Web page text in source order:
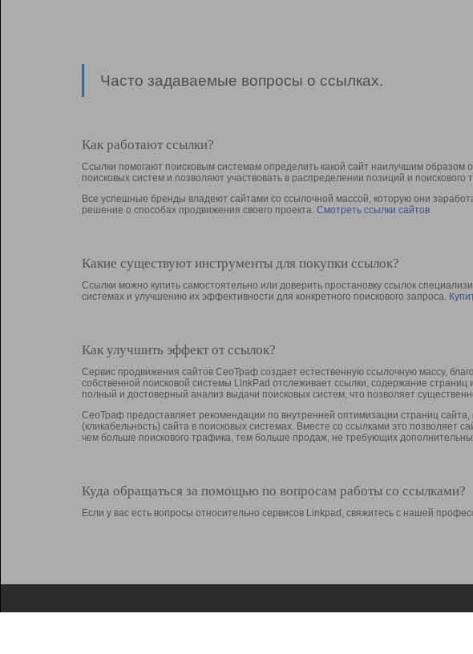
Часто задаваемые вопросы о ссылках.
Как работают ссылки?
Ссылки помогают поисковым системам определить какой сайт наилучшим образом
поисковых систем и позволяют участвовать в раcпределении позиций и поискового
Все успешные бренды владеют сайтами со ссылочной массой, которую они
решение о способах продвижения своего проекта. Смотреть ссылки сайтов
Какие существуют инструменты для покупки ссылок?
Ссылки можно купить самостоятельно или доверить простановку ссылок
системах и улучшению их эффективности для конкретного поискового запроса.
Как улучшить эффект от ссылок?
Сервис продвижения сайтов СеоТраф создает естественную ссылочную массу,
собственной поисковой системы LinkPad отслеживает ссылки, содержание
полный и достоверный анализ выдачи поисковых систем, что позволяет
СеоТраф предоставляет рекомендации по внутренней оптимизации страниц
(кликабельность) сайта в поисковых системах. Вместе со ссылками это позволяет
чем больше поискового трафика, тем больше продаж, не требующих
Куда обращаться за помощью по вопросам работы со ссылками?
Если у вас есть вопросы относительно сервисов Linkpad, свяжитесь с нашей